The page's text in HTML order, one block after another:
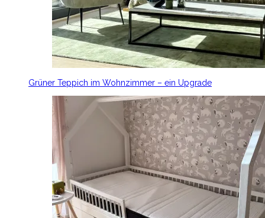
Grüner Teppich im Wohnzimmer – ein Upgrade